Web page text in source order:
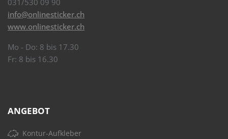
031/530 09 90
info@onlinesticker.ch
www.onlinesticker.ch
Mo - Do: 8 bis 17.30
Fr: 8 bis 16.30
ANGEBOT
Kontur-Aufkleber